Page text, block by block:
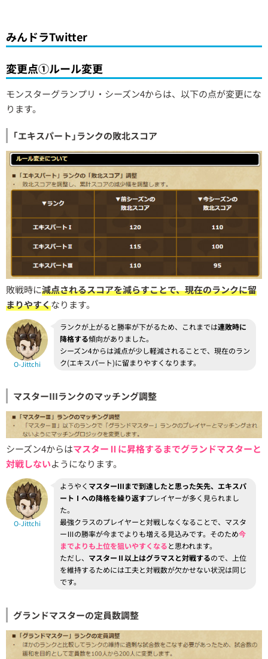
みんドラTwitter
変更点①ルール変更
モンスターグランプリ・シーズン4からは、以下の点が変更にな
ります。
｢エキスパート｣ランクの敗北スコア
敗戦時に減点されるスコアを減らすことで、現在のランクに留
まりやすくなります。
O-Jittchi
ランクが上がると勝率が下がるため、これまでは連敗時に
降格する傾向がありました。
シーズン4からは減点が少し軽減されることで、現在のラン
ク(エキスパート)に留まりやすくなります。
マスターⅢランクのマッチング調整
シーズン4からはマスターⅡに昇格するまでグランドマスターと
対戦しないようになります。
O-Jittchi
ようやく マスターⅢまで到達したと思った矢先、エキスパ
ートⅠへの降格を繰り返すプレイヤーが多く見られまし
た。
最強クラスのプレイヤーと対戦しなくなることで、マスタ
ーⅢの勝率が今までよりも増える見込みです。そのため今
までよりも上位を狙いやすくなると思われます。
ただし、 マスターⅡ以上はグラマスと対戦するので、上位
を維持するためには工夫と対戦数が欠かせない状況は同じ
です。
グランドマスターの定員数調整